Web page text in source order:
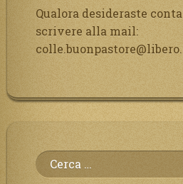
Qualora desideraste
scrivere alla mail:
Ricerca
per: